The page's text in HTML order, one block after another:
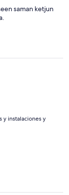
saman ketjun
y instalaciones y